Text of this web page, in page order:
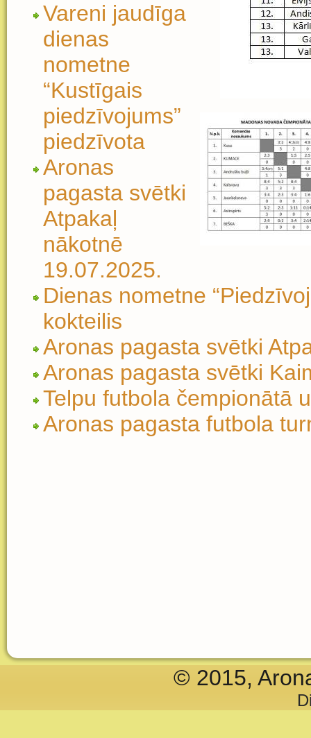
Vareni jaudīga
dienas
nometne
“Kustīgais
piedzīvojums”
piedzīvota
Aronas
pagasta svētki
Atpakaļ
nākotnē
19.07.2025.
Dienas nometne
kokteilis
Aronas pagasta svētki
Aronas pagasta svētki
Telpu futbola čempionātā
Aronas pagasta futbola
© 2015,